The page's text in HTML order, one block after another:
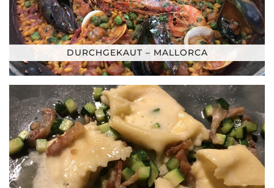
DURCHGEKAUT – MALLORCA